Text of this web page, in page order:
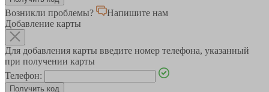
Возникли проблемы?
Напишите нам
Добавление карты
Для добавления карты введите номер телефона, указанный
при получении карты
Телефон: